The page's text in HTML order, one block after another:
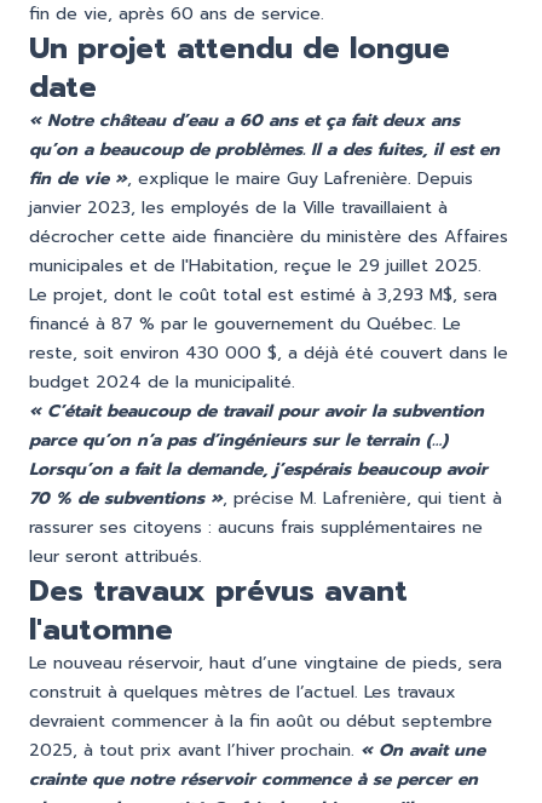
fin de vie, après 60 ans de service.
Un projet attendu de longue
date
« Notre château d’eau a 60 ans et ça fait deux ans
qu’on a beaucoup de problèmes. Il a des fuites, il est en
fin de vie », explique le maire Guy Lafrenière. Depuis
janvier 2023, les employés de la Ville travaillaient à
décrocher cette aide financière du ministère des Affaires
municipales et de l'Habitation, reçue le 29 juillet 2025.
Le projet, dont le coût total est estimé à 3,293 M$, sera
financé à 87 % par le gouvernement du Québec. Le
reste, soit environ 430 000 $, a déjà été couvert dans le
budget 2024 de la municipalité.
« C’était beaucoup de travail pour avoir la subvention
parce qu’on n’a pas d’ingénieurs sur le terrain (…)
Lorsqu’on a fait la demande, j’espérais beaucoup avoir
70 % de subventions », précise M. Lafrenière, qui tient à
rassurer ses citoyens : aucuns frais supplémentaires ne
leur seront attribués.
Des travaux prévus avant
l'automne
Le nouveau réservoir, haut d’une vingtaine de pieds, sera
construit à quelques mètres de l’actuel. Les travaux
devraient commencer à la fin août ou début septembre
2025, à tout prix avant l’hiver prochain. « On avait une
crainte que notre réservoir commence à se percer en